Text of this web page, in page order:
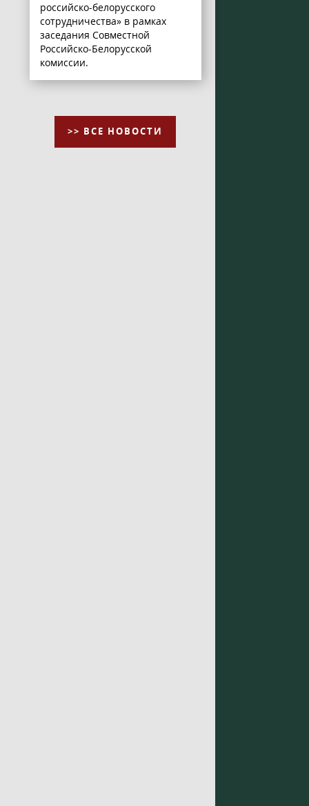
российско-белорусского
сотрудничества» в рамках
заседания Совместной
Российско-Белорусской
комиссии.
>> ВСЕ НОВОСТИ